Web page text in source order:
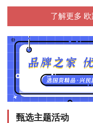
了解更多
甄选主题活动